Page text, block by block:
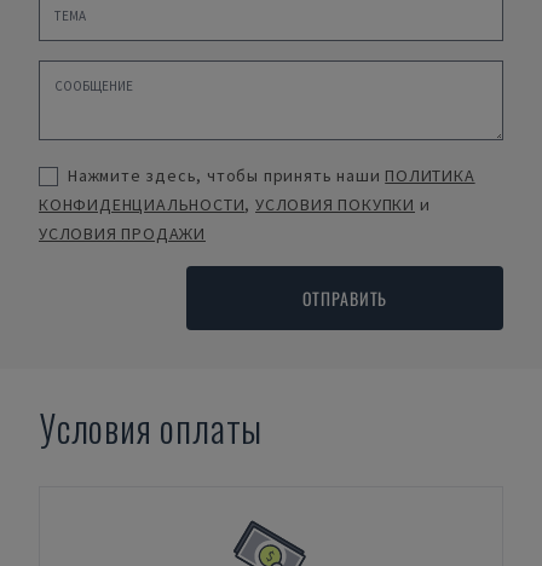
Нажмите здесь, чтобы принять наши ПОЛИТИКА
КОНФИДЕНЦИАЛЬНОСТИ,УСЛОВИЯ ПОКУПКИ и
УСЛОВИЯ ПРОДАЖИ
ОТПРАВИТЬ
Условия оплаты